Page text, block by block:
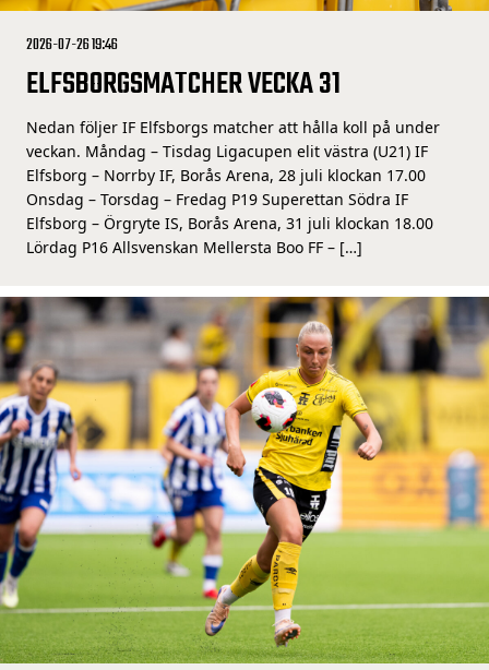
2026-07-26 19:46
ELFSBORGSMATCHER VECKA 31
Nedan följer IF Elfsborgs matcher att hålla koll på under
veckan. Måndag – Tisdag Ligacupen elit västra (U21) IF
Elfsborg – Norrby IF, Borås Arena, 28 juli klockan 17.00
Onsdag – Torsdag – Fredag P19 Superettan Södra IF
Elfsborg – Örgryte IS, Borås Arena, 31 juli klockan 18.00
Lördag P16 Allsvenskan Mellersta Boo FF – […]